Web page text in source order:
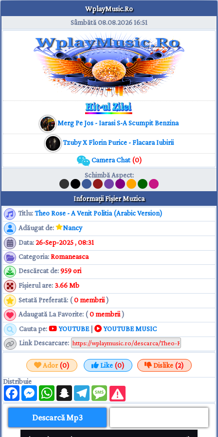
WplayMusic.Ro
Sâmbătă 08.08.202616:51
Merg Pe Jos - Iarasi S-A Scumpit Benzina
Tzuby X Florin Purice - Flacara Iubirii
Camera Chat(0)
Schimbă Aspect:
Informaţii Fişier Muzica
Titlu:Theo Rose - A Venit Politia (Arabic Version)
Adăugat de:
Nancy
Data:26-Sep-2025 , 08:31
Categoria:Romaneasca
Descărcat de:959 ori
Fişierul are: 3.66 Mb
Setată Preferată: (0 membrii )
Adaugată La Favorite: (0 membrii )
Cauta pe:
YOUTUBE|
YOUTUBE MUSIC
Link Descarcare:
Ador(0) Like (0) Dislike (2)
Distribuie
FacebookMessengerWhatsAppSnapchatTelegramMessage
Descarcă Mp3